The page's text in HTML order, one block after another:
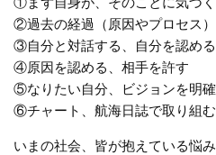
②過去の経過（原因やプロセス
③自分と対話する、自分を認め
④原因を認める、相手を許す
⑤なりたい自分、ビジョンを明
⑥チャート、航海日誌で取り組む
いまの社会、皆が抱えている悩